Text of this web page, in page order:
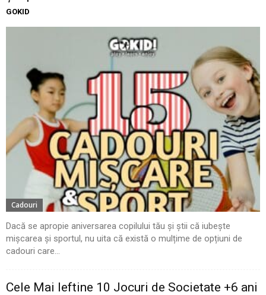
GOKID
Cadouri
Dacă se apropie aniversarea copilului tău și știi că iubește
mișcarea și sportul, nu uita că există o mulțime de opțiuni de
cadouri care...
Cele Mai Ieftine 10 Jocuri de Societate +6 ani